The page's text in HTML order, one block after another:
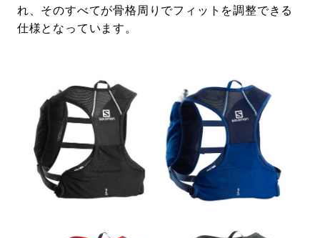
れ、そのすべてが骨格周りでフィットを調整できる
仕様となっています。